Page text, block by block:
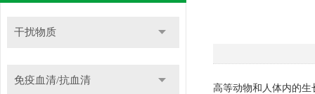
干扰物质
免疫血清/抗血清
高等动物和人体内的